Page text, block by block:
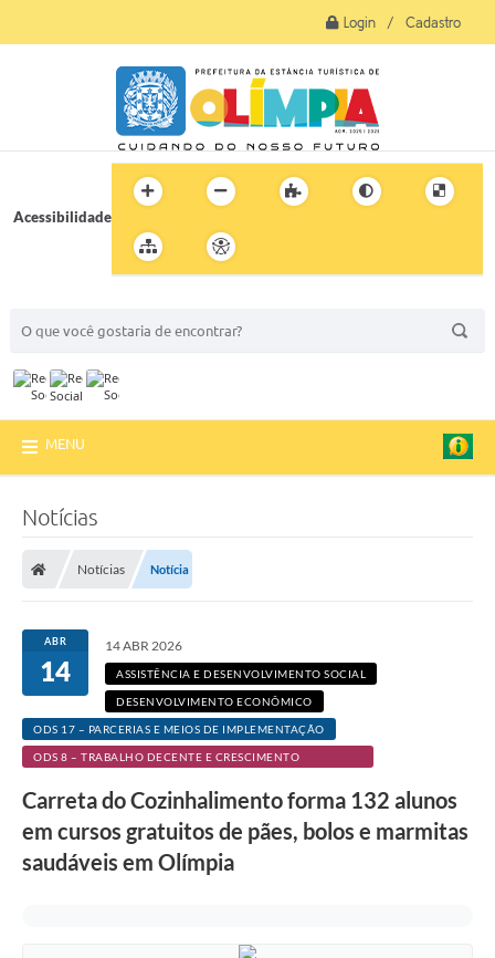
Login / Cadastro
Acessibilidade
MENU
Notícias
Notícias Notícia
ABR
14
14 ABR 2026
ASSISTÊNCIA E DESENVOLVIMENTO SOCIAL
DESENVOLVIMENTO ECONÔMICO
ODS 17 – PARCERIAS E MEIOS DE IMPLEMENTAÇÃO
ODS 8 – TRABALHO DECENTE E CRESCIMENTO
Carreta do Cozinhalimento forma 132 alunos
em cursos gratuitos de pães, bolos e marmitas
saudáveis em Olímpia